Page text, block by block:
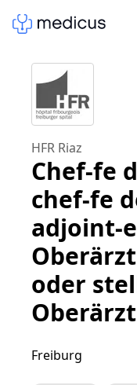
HFR Riaz
Chef-fe
chef-fe
adjoint-
oder
Freiburg